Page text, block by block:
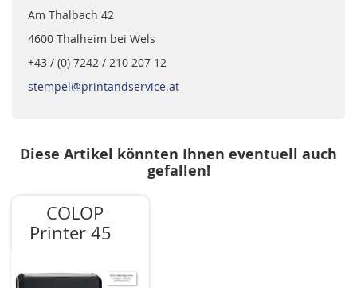
Am Thalbach 42
4600 Thalheim bei Wels
+43 / (0) 7242 / 210 207 12
stempel@printandservice.at
Diese Artikel könnten Ihnen eventuell auch
gefallen!
COLOP
Printer 45